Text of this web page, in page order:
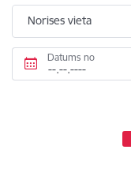
Norises vieta
Datums no